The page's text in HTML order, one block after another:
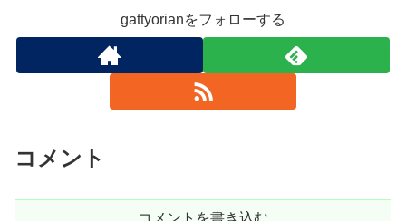
gattyorianをフォローする
コメント
コメントを書き込む